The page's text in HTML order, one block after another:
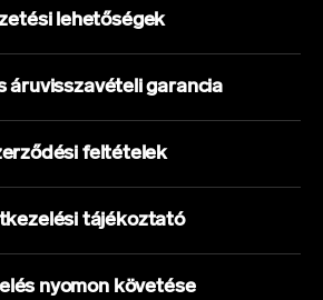
lehetőségek
áruvisszavételi garancia
feltételek
tájékoztató
nyomon követése